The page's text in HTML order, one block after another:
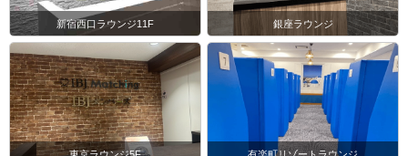
お食事
飲み物
ソフトドリンク付き
服装 清潔感のある服装でお越しください。
＜QRコード受付について＞
・受付前に以下①②をご対応のうえ、
ご来場ください。
新宿西口ラウンジ11F 銀座ラウンジ